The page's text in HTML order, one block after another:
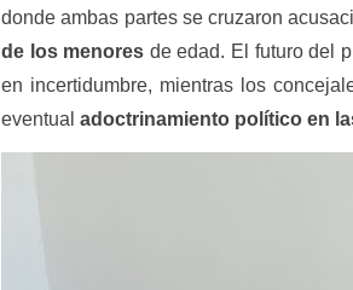
donde ambas partes se cruzaron
de los menores de edad. El futuro del
en incertidumbre, mientras los
eventualadoctrinamiento político en